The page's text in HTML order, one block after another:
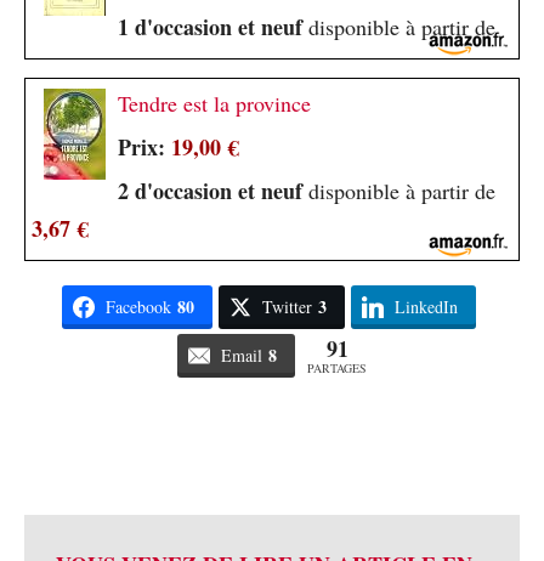
1 d'occasion et neufdisponible à partir de
Tendre est la province
Prix: 19,00 €
2 d'occasion et neufdisponible à partir de
3,67 €
Facebook 80 Twitter 3 LinkedIn
Email 8 91
PARTAGES